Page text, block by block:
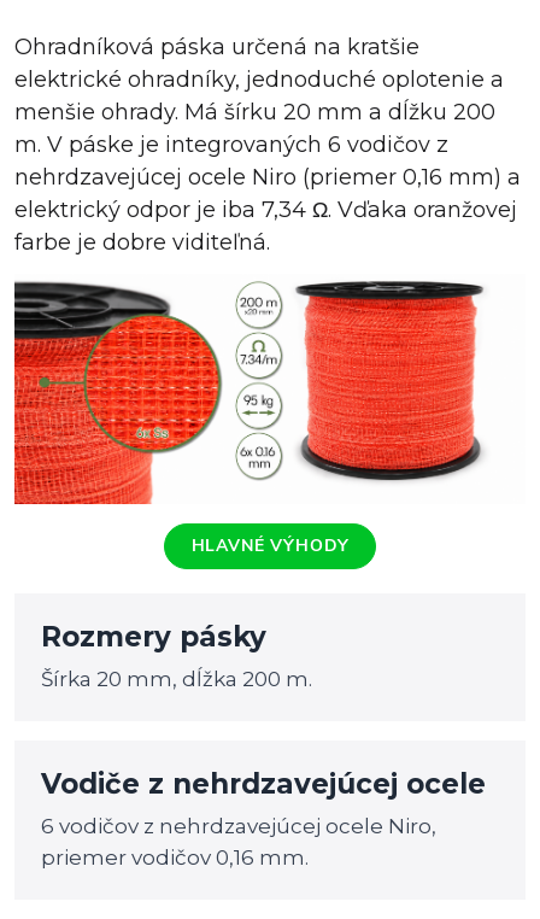
Ohradníková páska určená na kratšie
elektrické ohradníky, jednoduché oplotenie a
menšie ohrady. Má šírku 20 mm a dĺžku 200
m. V páske je integrovaných 6 vodičov z
nehrdzavejúcej ocele Niro (priemer 0,16 mm) a
elektrický odpor je iba 7,34 Ω. Vďaka oranžovej
farbe je dobre viditeľná.
HLAVNÉ VÝHODY
Rozmery pásky
Šírka 20 mm, dĺžka 200 m.
Vodiče z nehrdzavejúcej ocele
6 vodičov z nehrdzavejúcej ocele Niro,
priemer vodičov 0,16 mm.